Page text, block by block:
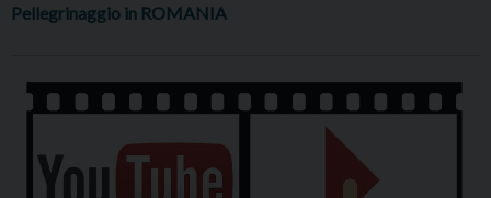
Pellegrinaggio in ROMANIA